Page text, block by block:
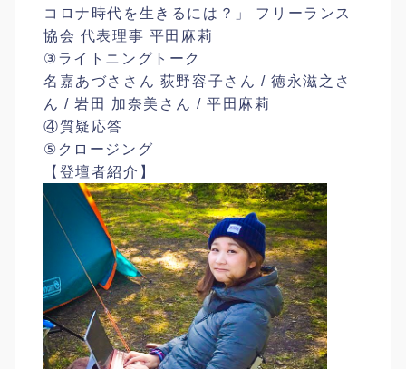
コロナ時代を生きるには？」 フリーランス
協会 代表理事 平田麻莉
③ライトニングトーク
名嘉あづささん 荻野容子さん / 徳永滋之さ
ん / 岩田 加奈美さん / 平田麻莉
④質疑応答
⑤クロージング
【登壇者紹介】